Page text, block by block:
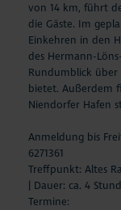
von 14 km, führt
die Gäste. Im
Einkehren in den
des Hermann-
Rundumblick über
bietet. Außerdem
Niendorfer Hafen
Anmeldung bis
6271361
Treffpunkt: Altes
| Dauer: ca. 4
Termine: